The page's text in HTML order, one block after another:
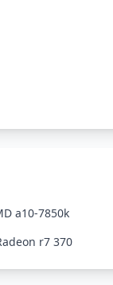
a10-7850k
r7 370